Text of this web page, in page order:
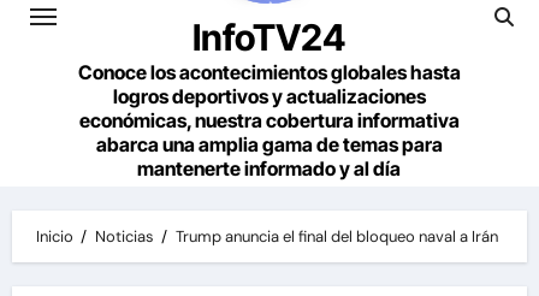
InfoTV24
Conoce los acontecimientos globales hasta
logros deportivos y actualizaciones
económicas, nuestra cobertura informativa
abarca una amplia gama de temas para
mantenerte informado y al día
Inicio Noticias Trump anuncia el final del bloqueo naval a Irán